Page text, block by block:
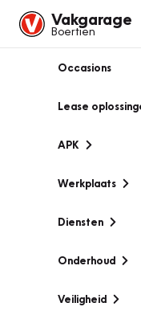
Vakgarage
Boertien
Occasions
Lease
APK
Werkplaats
Diensten
Onderhoud
Veiligheid